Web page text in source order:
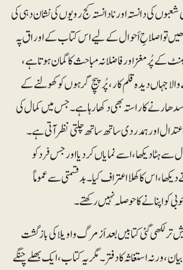
شعبوں کی دانستہ اور نادانستہ کج رویوں کی نشان دہی کی
تو اصلاحِ اَحوال کے لیے اس کتاب کے اوراق پہ
کے پُرمغز اور فاضلانہ مباحث کا گمان ہوتا ہے،
جہاں دیدہ قلم کار، پُرپیچ گرہوں کو کھولنے کے
کا راستہ بھی دکھا رہا ہے۔ جس میں کمال کی
اور ہمدردی ساتھ ساتھ چلتی نظر آتی ہے۔
ہٹا دیکھا، اسے نمایاں کردیا اور جس فرد کو
اس کا کھلا اعتراف کیا۔بدقسمتی سے عموماً
کو اپنانے کا حوصلہ نہیں رکھتے۔
تر لکھی گئی کتابیں بعد اَز مرگ واویلا کی بازگشت
، ورنہ استغاثہ کا دفتر۔ مگر یہ کتاب ، ایک بھلے چنگے